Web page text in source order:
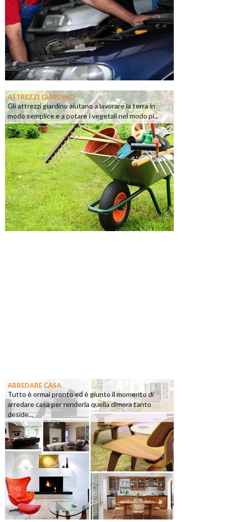
ATTREZZI GIARDINO
Gli attrezzi giardino aiutano a lavorare la terra in
modo semplice e a potare i vegetali nel modo pi...
ARREDARE CASA
Tutto è ormai pronto ed è giunto il momento di
arredare casa per renderla quella dimora tanto
deside...